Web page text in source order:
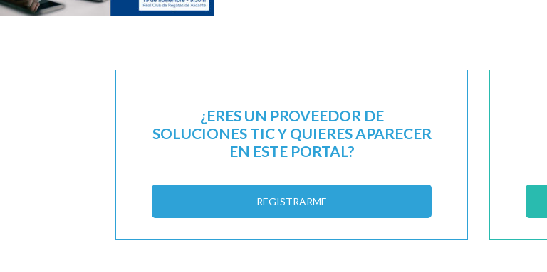
¿ERES UN PROVEEDOR DE
SOLUCIONES TIC Y QUIERES APARECER
EN ESTE PORTAL?
REGISTRARME